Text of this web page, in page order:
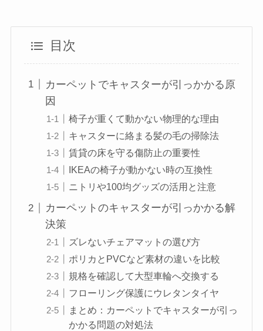
目次
カーペットでキャスターが引っかかる原
因
椅子が重くて動かない物理的な理由
キャスターに絡まる髪の毛の掃除法
賃貸の床を守る傷防止の重要性
IKEAの椅子が動かない時の互換性
ニトリや100均グッズの活用と注意
カーペットのキャスターが引っかかる解
決策
ズレないチェアマットの選び方
ポリカとPVCなど素材の違いを比較
規格を確認して大型車輪へ交換する
フローリング保護にウレタンタイヤ
まとめ：カーペットでキャスターが引っ
かかる問題の対処法